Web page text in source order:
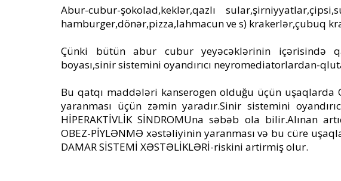
Abur-cubur-şokolad,keklər,qazlı
hamburger,dönər,pizza,lahmacun ve s) krakerlər,çubuq
Çünki bütün abur cubur yeyəcəklərinin içərisində
boyası,sinir sistemini oyandırıcı neyromediatorlardan-
Bu qatqı maddələri kanserogen olduğu üçün uşaqlarda
yaranması üçün zəmin yaradır.Sinir sistemini
HİPERAKTİVLİK SİNDROMUna səbəb ola bilir.Alınan
OBEZ-PİYLƏNMƏ xəstəliyinin yaranması və bu cüre
DAMAR SİSTEMİ XƏSTƏLİKLƏRİ-riskini artirmiş olur.